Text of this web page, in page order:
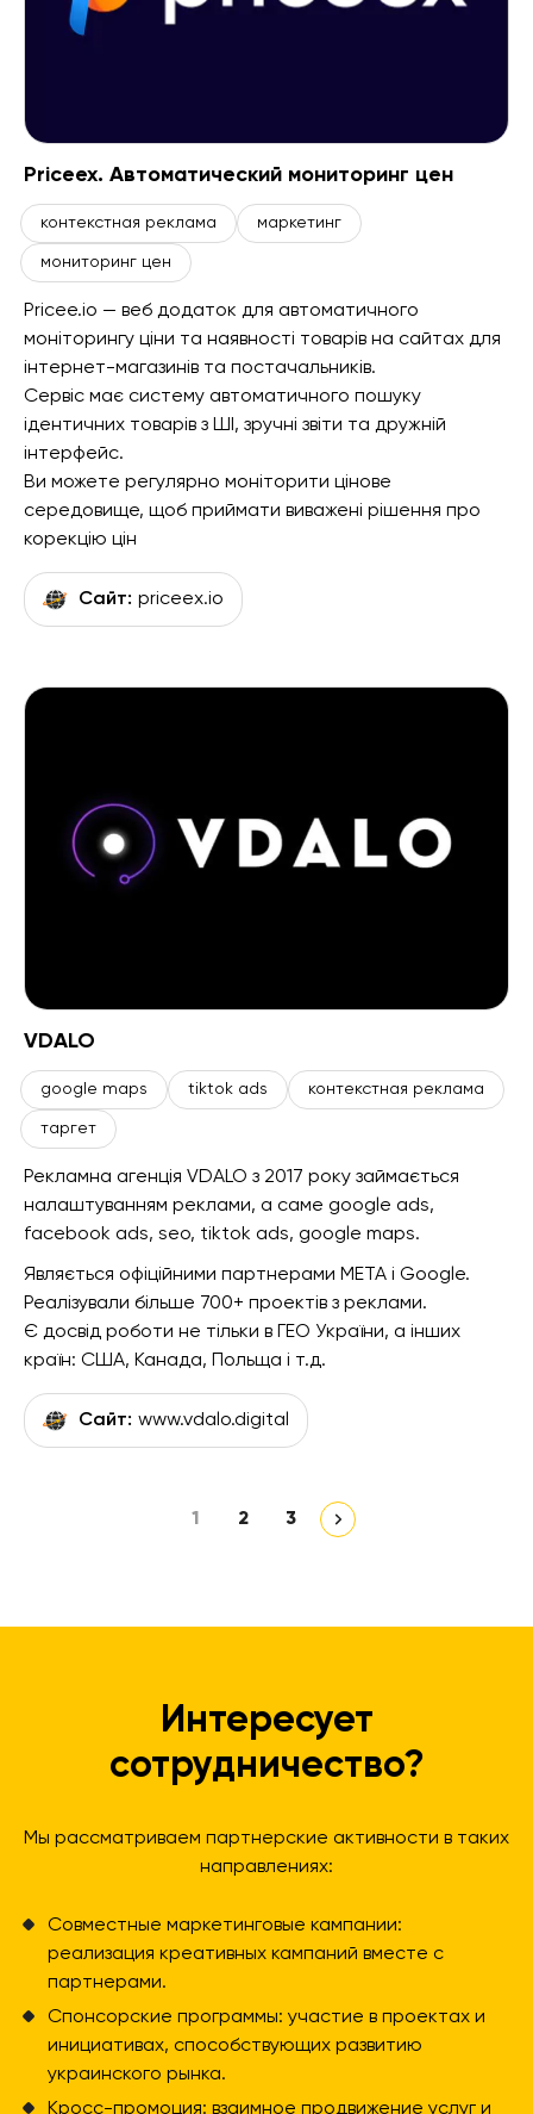
Priceex. Автоматический мониторинг цен
контекстная реклама маркетинг
мониторинг цен
Pricee.io — веб додаток для автоматичного
моніторингу ціни та наявності товарів на сайтах для
інтернет-магазинів та постачальників.
Сервіс має систему автоматичного пошуку
ідентичних товарів з ШІ, зручні звіти та дружній
інтерфейс.
Ви можете регулярно моніторити цінове
середовище, щоб приймати виважені рішення про
корекцію цін
Сайт: priceex.io
VDALO
google maps tiktok ads контекстная реклама
таргет
Рекламна агенція VDALO з 2017 року займається
налаштуванням реклами, а саме google ads,
facebook ads, seo, tiktok ads, google maps.
Являється офіційними партнерами META і Google.
Реалізували більше 700+ проектів з реклами.
Є досвід роботи не тільки в ГЕО України, а інших
країн: США, Канада, Польща і т.д.
Сайт: www.vdalo.digital
1 2 3
Интересует
сотрудничество?
Мы рассматриваем партнерские активности в таких
направлениях:
Совместные маркетинговые кампании:
реализация креативных кампаний вместе с
партнерами.
Спонсорские программы: участие в проектах и
инициативах, способствующих развитию
украинского рынка.
Кросс-промоция: взаимное продвижение услуг и